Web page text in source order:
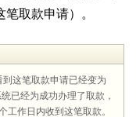
取款申请）。
这笔取款申请已经变为
已经为成功办理了取款，
工作日内收到这笔取款。